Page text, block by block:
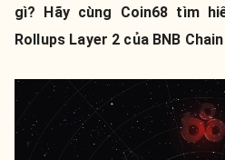
gì? Hãy cùng Coin68 tìm
Rollups Layer 2 của BNB